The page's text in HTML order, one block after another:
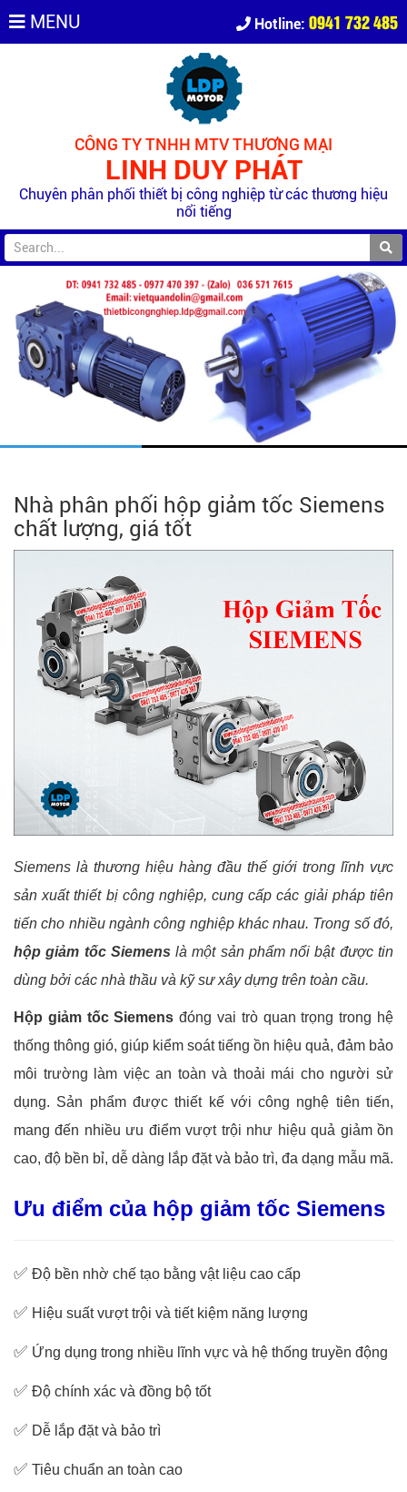
MENU Hotline: 0941 732 485
CÔNG TY TNHH MTV THƯƠNG MẠI
LINH DUY PHÁT
Chuyên phân phối thiết bị công nghiệp từ các thương hiệu
nổi tiếng
Nhà phân phối hộp giảm tốc Siemens
chất lượng, giá tốt
Siemens là thương hiệu hàng đầu thế giới trong lĩnh vực
sản xuất thiết bị công nghiệp, cung cấp các giải pháp tiên
tiến cho nhiều ngành công nghiệp khác nhau. Trong số đó,
hộp giảm tốc Siemens là một sản phẩm nổi bật được tin
dùng bởi các nhà thầu và kỹ sư xây dựng trên toàn cầu.
Hộp giảm tốc Siemens đóng vai trò quan trọng trong hệ
thống thông gió, giúp kiểm soát tiếng ồn hiệu quả, đảm bảo
môi trường làm việc an toàn và thoải mái cho người sử
dụng. Sản phẩm được thiết kế với công nghệ tiên tiến,
mang đến nhiều ưu điểm vượt trội như hiệu quả giảm ồn
cao, độ bền bỉ, dễ dàng lắp đặt và bảo trì, đa dạng mẫu mã.
Ưu điểm của hộp giảm tốc Siemens
✅ Độ bền nhờ chế tạo bằng vật liệu cao cấp
✅ Hiệu suất vượt trội và tiết kiệm năng lượng
✅ Ứng dụng trong nhiều lĩnh vực và hệ thống truyền động
✅ Độ chính xác và đồng bộ tốt
✅ Dễ lắp đặt và bảo trì
✅ Tiêu chuẩn an toàn cao